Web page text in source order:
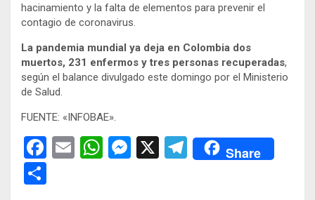
hacinamiento y la falta de elementos para prevenir el
contagio de coronavirus.
La pandemia mundial ya deja en Colombia dos
muertos, 231 enfermos y tres personas recuperadas,
según el balance divulgado este domingo por el Ministerio
de Salud.
FUENTE: «INFOBAE».
F
E
W M X
T
Share